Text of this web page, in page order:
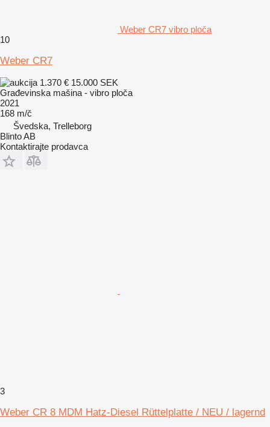
Weber CR7 vibro ploča
10
Weber CR7
1.370 € 15.000 SEK
Građevinska mašina - vibro ploča
2021
168 m/č
Švedska, Trelleborg
Blinto AB
Kontaktirajte prodavca
3
Weber CR 8 MDM Hatz-Diesel Rüttelplatte / NEU / lagernd